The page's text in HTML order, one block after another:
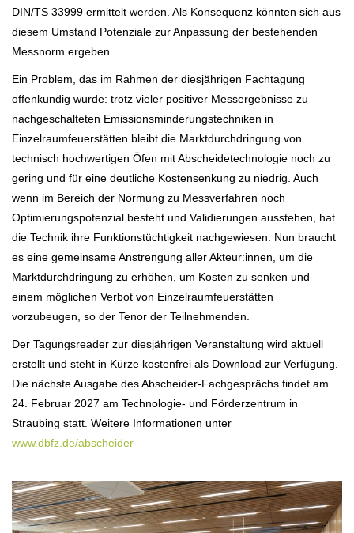
DIN/TS 33999 ermittelt werden. Als Konsequenz könnten sich aus
diesem Umstand Potenziale zur Anpassung der bestehenden
Messnorm ergeben.
Ein Problem, das im Rahmen der diesjährigen Fachtagung
offenkundig wurde: trotz vieler positiver Messergebnisse zu
nachgeschalteten Emissionsminderungstechniken in
Einzelraumfeuerstätten bleibt die Marktdurchdringung von
technisch hochwertigen Öfen mit Abscheidetechnologie noch zu
gering und für eine deutliche Kostensenkung zu niedrig. Auch
wenn im Bereich der Normung zu Messverfahren noch
Optimierungspotenzial besteht und Validierungen ausstehen, hat
die Technik ihre Funktionstüchtigkeit nachgewiesen. Nun braucht
es eine gemeinsame Anstrengung aller Akteur:innen, um die
Marktdurchdringung zu erhöhen, um Kosten zu senken und
einem möglichen Verbot von Einzelraumfeuerstätten
vorzubeugen, so der Tenor der Teilnehmenden.
Der Tagungsreader zur diesjährigen Veranstaltung wird aktuell
erstellt und steht in Kürze kostenfrei als Download zur Verfügung.
Die nächste Ausgabe des Abscheider-Fachgesprächs findet am
24. Februar 2027 am Technologie- und Förderzentrum in
Straubing statt. Weitere Informationen unter
www.dbfz.de/abscheider